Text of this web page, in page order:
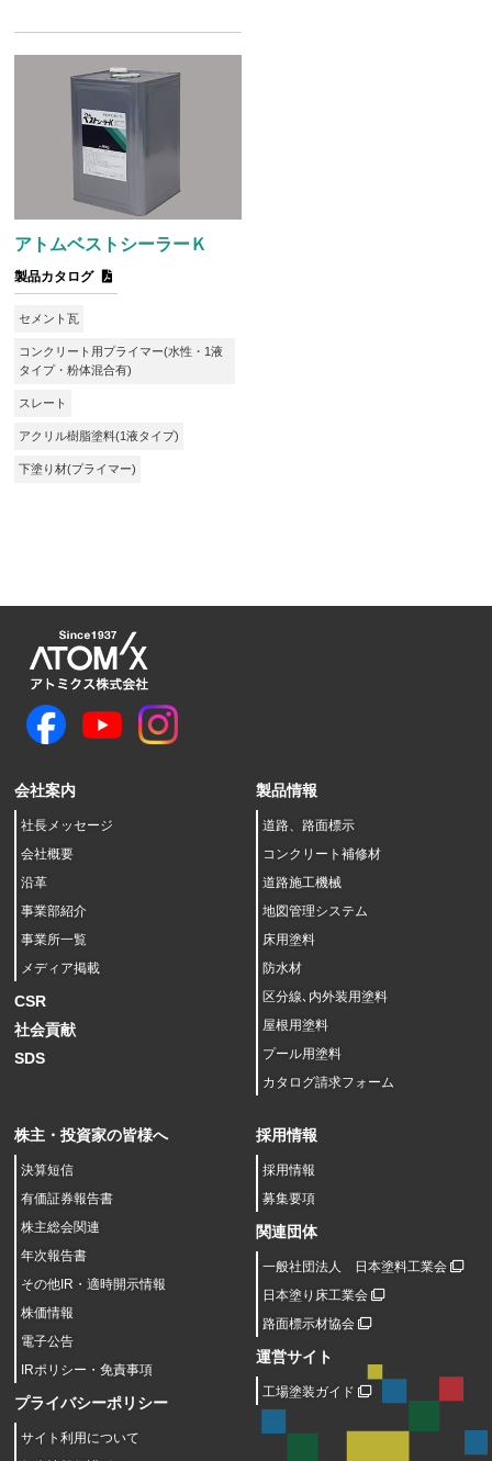
アトムベストシーラーＫ
製品カタログ
セメント瓦
コンクリート用プライマー(水性・1液
タイプ・粉体混合有)
スレート
アクリル樹脂塗料(1液タイプ)
下塗り材(プライマー)
会社案内
社長メッセージ
会社概要
沿革
事業部紹介
事業所一覧
メディア掲載
CSR
社会貢献
SDS
製品情報
道路、路面標示
コンクリート補修材
道路施工機械
地図管理システム
床用塗料
防水材
区分線､内外装用塗料
屋根用塗料
プール用塗料
カタログ請求フォーム
株主・投資家の皆様へ
決算短信
有価証券報告書
株主総会関連
年次報告書
その他IR・適時開示情報
株価情報
電子公告
IRポリシー・免責事項
プライバシーポリシー
サイト利用について
採用情報
採用情報
募集要項
関連団体
一般社団法人 日本塗料工業会
日本塗り床工業会
路面標示材協会
運営サイト
工場塗装ガイド